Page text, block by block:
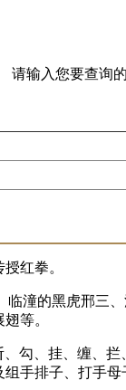
请输入您要查询
红拳。
潼的黑虎邢三
等。
勾、挂、缠、
手排子、打手母